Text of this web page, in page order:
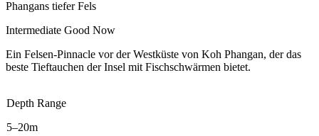
Phangans tiefer Fels
Intermediate Good Now
Ein Felsen-Pinnacle vor der Westküste von Koh Phangan, der das
beste Tieftauchen der Insel mit Fischschwärmen bietet.
Depth Range
5–20m